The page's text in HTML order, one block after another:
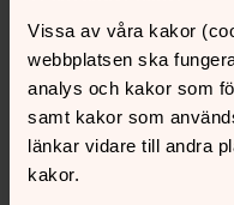
Vissa av våra kakor
webbplatsen ska
analys och kakor som
samt kakor som
länkar vidare till andra
kakor.
Senast ändrad 28 oktober
Synpunkter eller
innehåll?